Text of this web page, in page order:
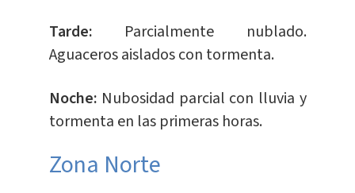
Tarde: Parcialmente nublado.
Aguaceros aislados con tormenta.
Noche: Nubosidad parcial con lluvia y
tormenta en las primeras horas.
Zona Norte